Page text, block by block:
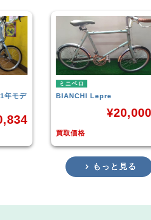
ミニベロ
ternSURGE 2021年モデル
買取価格
¥
もっと見る